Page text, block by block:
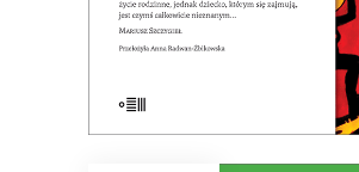
E-BOOK DO KOSZYKA